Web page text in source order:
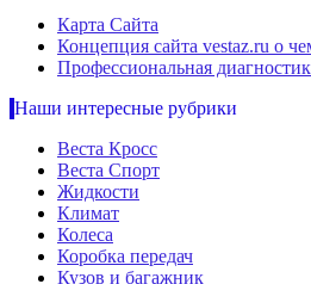
Карта Сайта
Концепция сайта vestaz.ru о
Профессиональная
Наши интересные рубрики
Веста Кросс
Веста Спорт
Жидкости
Климат
Колеса
Коробка передач
Кузов и багажник